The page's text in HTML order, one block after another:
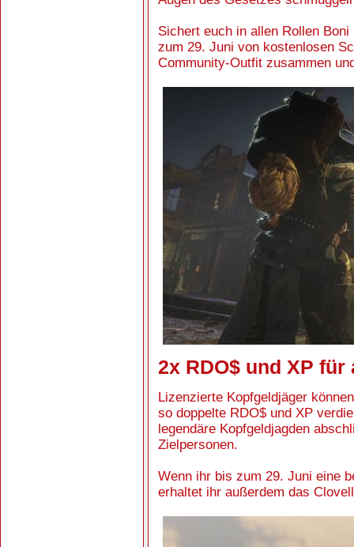
Sichert euch in allen Rollen
zum 29. Juni von kostenlosen
Community-Outfit zusammen
2x RDO$ und XP
Lizenzierte Kopfgeldjäger
so doppelte RDO$ und XP
legendäre Kopfgeldjagden
Zielpersonen.
Wenn ihr bis zum 29. Juni eine
erhaltet ihr außerdem das